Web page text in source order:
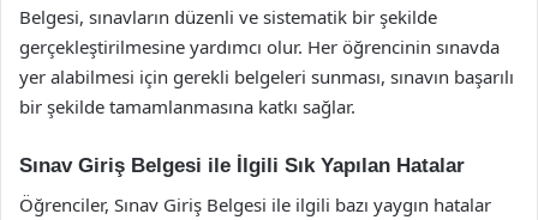
Belgesi, sınavların düzenli ve sistematik bir şekilde
gerçekleştirilmesine yardımcı olur. Her öğrencinin sınavda
yer alabilmesi için gerekli belgeleri sunması, sınavın başarılı
bir şekilde tamamlanmasına katkı sağlar.
Sınav Giriş Belgesi ile İlgili Sık Yapılan Hatalar
Öğrenciler, Sınav Giriş Belgesi ile ilgili bazı yaygın hatalar